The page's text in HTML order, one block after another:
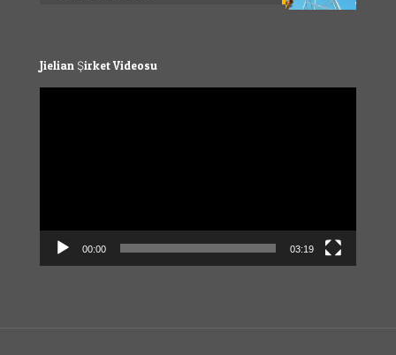
Jielian Şirket Videosu
00:00 03:19